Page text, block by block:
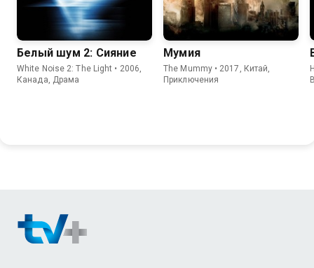
Белый шум 2: Сияние
White Noise 2: The Light • 2006,
Канада, Драма
Мумия
The Mummy • 2017, Китай,
Приключения